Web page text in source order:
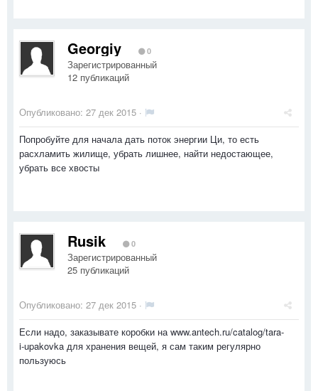
Georgiy 0
Зарегистрированный
12 публикаций
Опубликовано: 27 дек 2015 ·
Попробуйте для начала дать поток энергии Ци, то есть
расхламить жилище, убрать лишнее, найти недостающее,
убрать все хвосты
Rusik 0
Зарегистрированный
25 публикаций
Опубликовано: 27 дек 2015 ·
Если надо, заказывате коробки на www.antech.ru/catalog/tara-
i-upakovka для хранения вещей, я сам таким регулярно
пользуюсь